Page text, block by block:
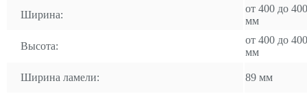
Ширина:
от 400 до
мм
Высота:
от 400 до
мм
Ширина ламели: 89 мм